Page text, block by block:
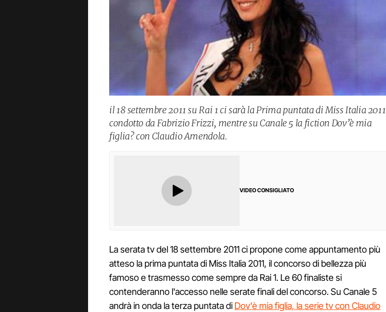
il 18 settembre 2011 su Rai 1 ci sarà la Prima puntata di Miss Italia 2011
condotto da Fabrizio Frizzi, mentre su Canale 5 la fiction Dov’è mia
figlia? con Claudio Amendola.
VIDEO CONSIGLIATO
La serata tv del 18 settembre 2011 ci propone come appuntamento più
atteso la prima puntata di Miss Italia 2011, il concorso di bellezza più
famoso e trasmesso come sempre da Rai 1. Le 60 finaliste si
contenderanno l'accesso nelle serate finali del concorso. Su Canale 5
andrà in onda la terza puntata di Dov'è mia figlia, la serie tv con Claudio